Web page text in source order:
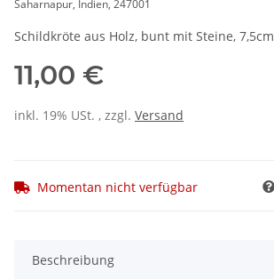
Saharnapur, Indien, 247001
Schildkröte aus Holz, bunt mit Steine, 7,5cm
11,00 €
inkl. 19% USt. , zzgl. Versand
Momentan nicht verfügbar
Beschreibung